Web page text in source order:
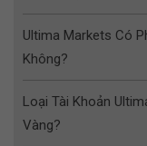
Ultima Markets Có
Không?
Loại Tài Khoản
Vàng?